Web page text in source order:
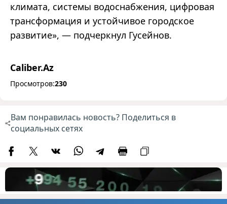
климата, системы водоснабжения, цифровая
трансформация и устойчивое городское
развитие», — подчеркнул Гусейнов.
Caliber.Az
Просмотров:230
Вам понравилась новость? Поделиться в
социальных сетях